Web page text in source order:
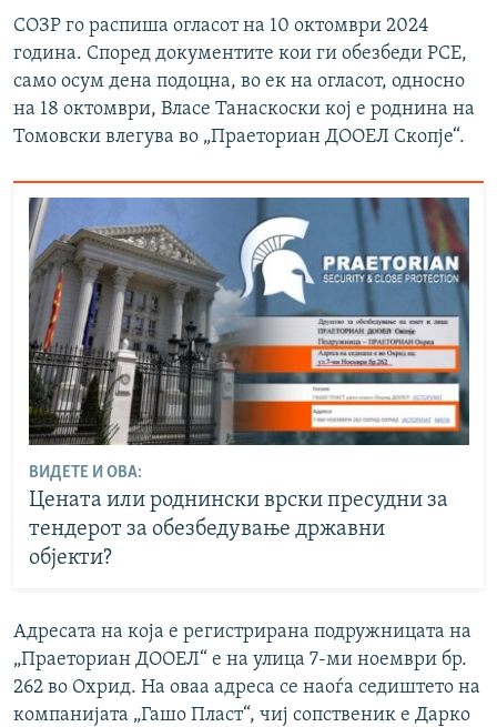
СОЗР го распиша огласот на 10 октомври 2024
година. Според документите кои ги обезбеди РСЕ,
само осум дена подоцна, во ек на огласот, односно
на 18 октомври, Власе Танаскоски кој е роднина на
Томовски влегува во „Праеториан ДООЕЛ Скопје“.
ВИДЕТЕ И ОВА:
Цената или роднински врски пресудни за
тендерот за обезбедување државни
објекти?
Адресата на која е регистрирана подружницата на
„Праеториан ДООЕЛ“ е на улица 7-ми ноември бр.
262 во Охрид. На оваа адреса се наоѓа седиштето на
компанијата „Гашо Пласт“, чиј сопственик e Дарко